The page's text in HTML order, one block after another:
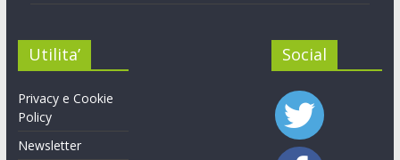
Utilita’
Privacy e Cookie
Policy
Newsletter
Social